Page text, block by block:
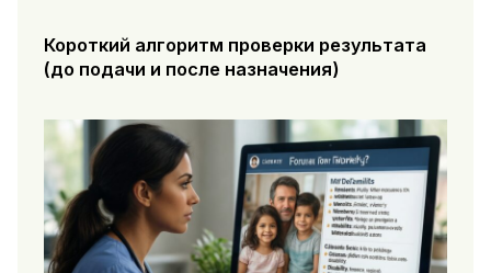
Короткий алгоритм проверки результата
(до подачи и после назначения)